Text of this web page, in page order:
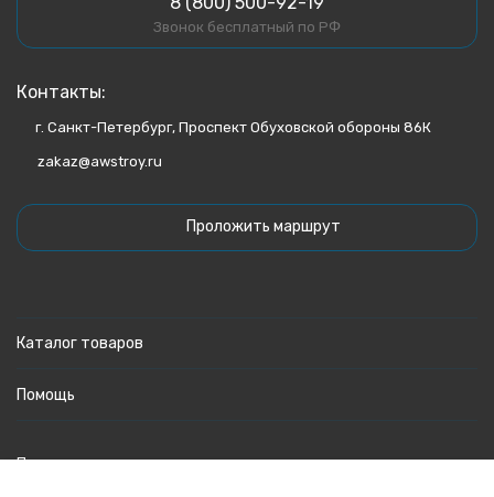
Звонок бесплатный по РФ
Контакты:
г. Санкт-Петербург, Проспект Обуховской обороны 86К
zakaz@awstroy.ru
Проложить маршрут
Каталог товаров
Помощь
Политика персональных данных